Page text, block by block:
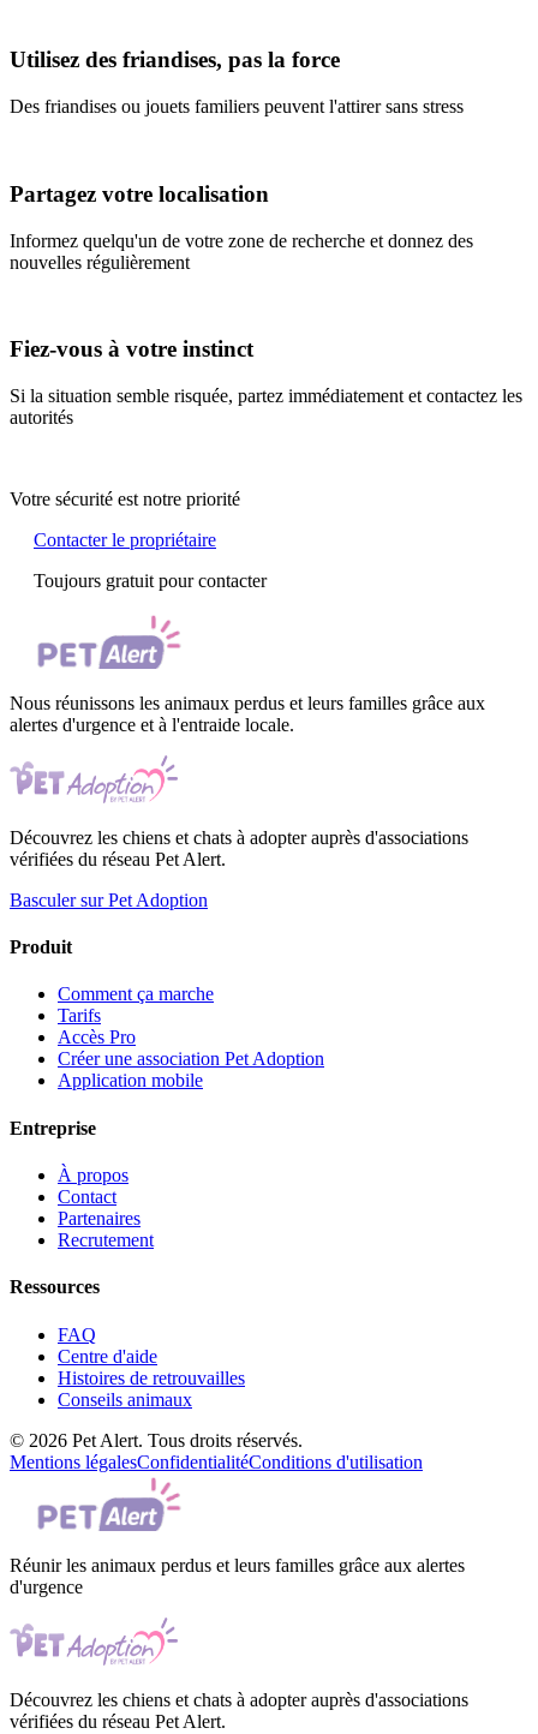
Utilisez des friandises, pas la force
Des friandises ou jouets familiers peuvent l'attirer sans stress
Partagez votre localisation
Informez quelqu'un de votre zone de recherche et donnez des
nouvelles régulièrement
Fiez-vous à votre instinct
Si la situation semble risquée, partez immédiatement et contactez les
autorités
Votre sécurité est notre priorité
Contacter le propriétaire
Toujours gratuit pour contacter
Nous réunissons les animaux perdus et leurs familles grâce aux
alertes d'urgence et à l'entraide locale.
Découvrez les chiens et chats à adopter auprès d'associations
vérifiées du réseau Pet Alert.
Basculer sur Pet Adoption
Produit
Comment ça marche
Tarifs
Accès Pro
Créer une association Pet Adoption
Application mobile
Entreprise
À propos
Contact
Partenaires
Recrutement
Ressources
FAQ
Centre d'aide
Histoires de retrouvailles
Conseils animaux
© 2026 Pet Alert. Tous droits réservés.
Mentions légalesConfidentialitéConditions d'utilisation
Réunir les animaux perdus et leurs familles grâce aux alertes
d'urgence
Découvrez les chiens et chats à adopter auprès d'associations
vérifiées du réseau Pet Alert.